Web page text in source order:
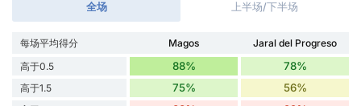
全场 上半场/下半场
每场平均得分 Magos
Jaral del Progreso
高于0.5
88% 78%
高于1.5 75% 56%